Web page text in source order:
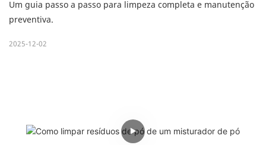
Um guia passo a passo para limpeza completa e manutenção
preventiva.
2025-12-02